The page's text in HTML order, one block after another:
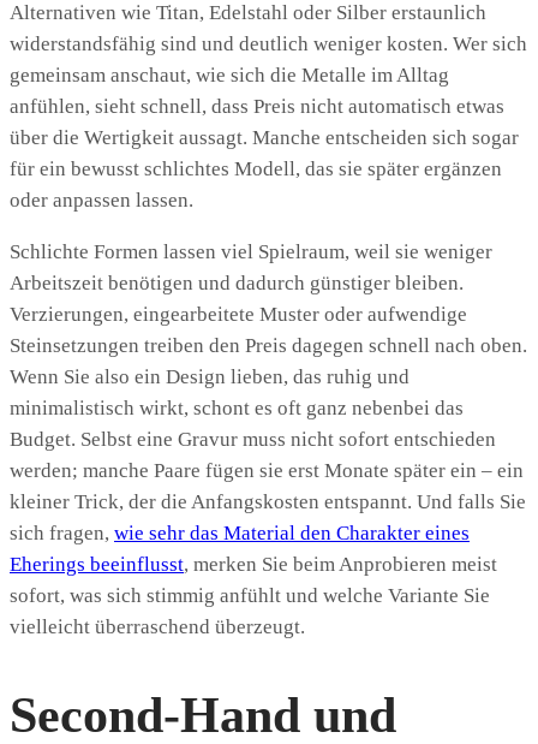
Alternativen wie Titan, Edelstahl oder Silber erstaunlich
widerstandsfähig sind und deutlich weniger kosten. Wer sich
gemeinsam anschaut, wie sich die Metalle im Alltag
anfühlen, sieht schnell, dass Preis nicht automatisch etwas
über die Wertigkeit aussagt. Manche entscheiden sich sogar
für ein bewusst schlichtes Modell, das sie später ergänzen
oder anpassen lassen.
Schlichte Formen lassen viel Spielraum, weil sie weniger
Arbeitszeit benötigen und dadurch günstiger bleiben.
Verzierungen, eingearbeitete Muster oder aufwendige
Steinsetzungen treiben den Preis dagegen schnell nach oben.
Wenn Sie also ein Design lieben, das ruhig und
minimalistisch wirkt, schont es oft ganz nebenbei das
Budget. Selbst eine Gravur muss nicht sofort entschieden
werden; manche Paare fügen sie erst Monate später ein – ein
kleiner Trick, der die Anfangskosten entspannt. Und falls Sie
sich fragen, wie sehr das Material den Charakter eines
Eherings beeinflusst, merken Sie beim Anprobieren meist
sofort, was sich stimmig anfühlt und welche Variante Sie
vielleicht überraschend überzeugt.
Second-Hand und